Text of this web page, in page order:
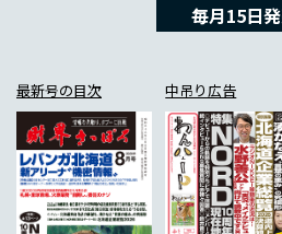
毎月15日
最新号の目次 中吊り広告